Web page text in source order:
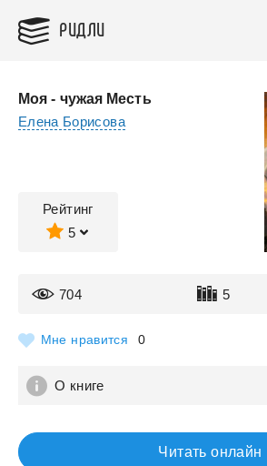
РИДЛИ
Моя - чужая Месть
Елена Борисова
Рейтинг
5
704 5
Мне нравится 0
О книге
Читать онлайн